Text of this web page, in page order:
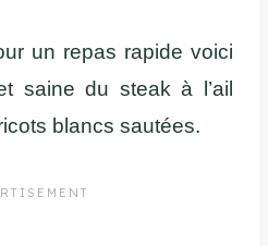
un repas rapide voici
saine du steak à l’ail
blancs sautées.